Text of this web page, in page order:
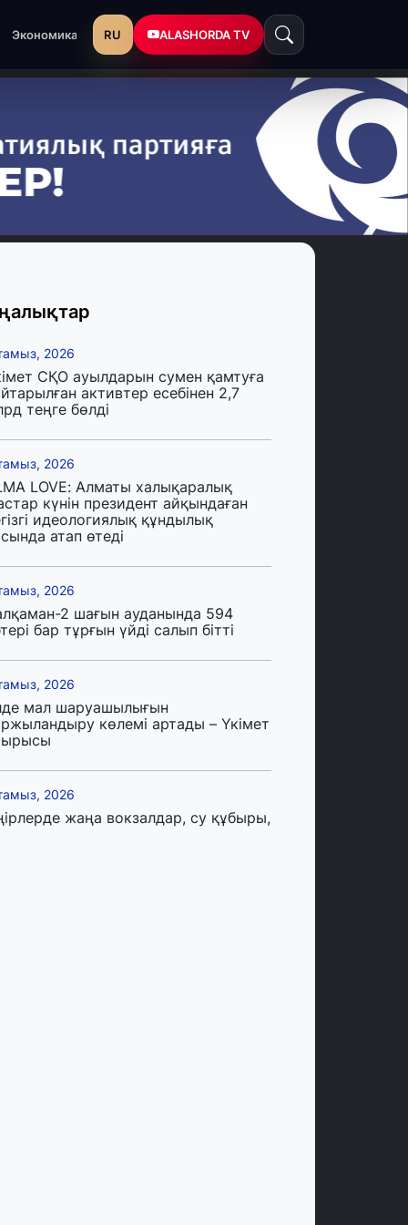
Экономика RU ALASHORDA TV
2026
СҚО ауылдарын сумен қамтуға
активтер есебінен 2,7
теңге бөлді
2026
LOVE: Алматы халықаралық
күнін президент айқындаған
идеологиялық құндылық
атап өтеді
2026
2 шағын ауданында 594
бар тұрғын үйді салып бітті
2026
мал шаруашылығын
көлемі артады – Үкімет
2026
жаңа вокзалдар, су құбыры,